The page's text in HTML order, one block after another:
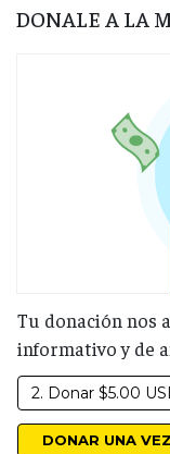
DONALE A LA
Tu donación nos
informativo y de